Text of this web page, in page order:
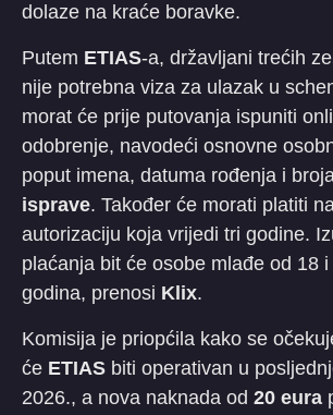
dolaze na kraće boravke.
Putem ETIAS-a, državljani trećih
nije potrebna viza za ulazak u
morat će prije putovanja ispuniti
odobrenje, navodeći osnovne
poput imena, datuma rođenja i
isprave. Također će morati platiti
autorizaciju koja vrijedi tri godine.
plaćanja bit će osobe mlađe od 18
godina, prenosi Klix.
Komisija je priopćila kako se
će ETIAS biti operativan u
2026., a nova naknada od 20 eura